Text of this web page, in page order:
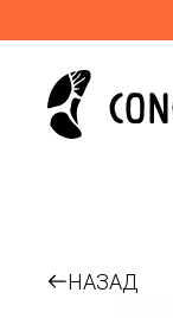
НАЗАД